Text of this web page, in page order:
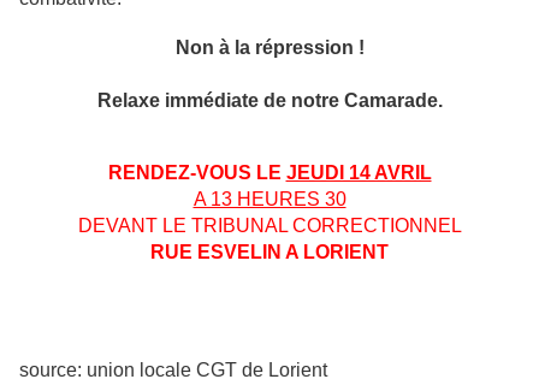
Non à la répression !
Relaxe immédiate de notre Camarade.
RENDEZ-VOUS LE JEUDI 14 AVRIL
A 13 HEURES 30
DEVANT LE TRIBUNAL CORRECTIONNEL
RUE ESVELIN A LORIENT
source: union locale CGT de Lorient